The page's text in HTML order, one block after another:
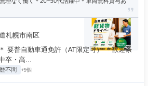
札幌市南区
要普自動車通免許（AT限定可） ＊歓迎条
卒・高...
不問 +9個